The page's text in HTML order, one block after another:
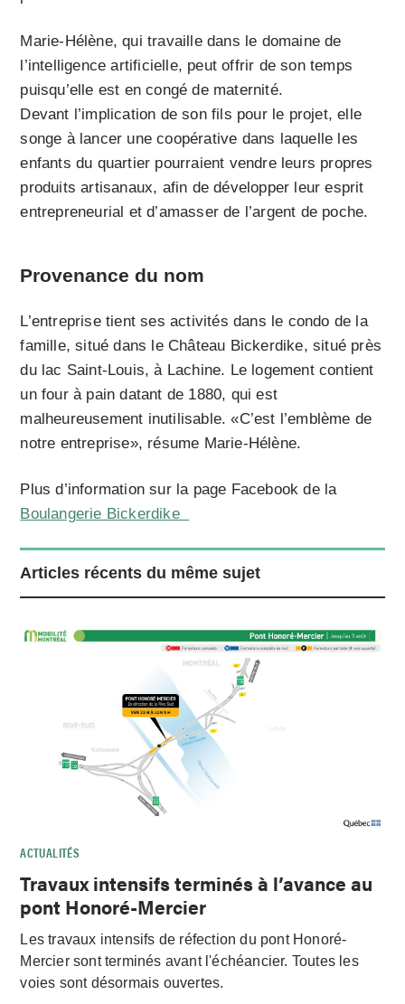
Marie-Hélène, qui travaille dans le domaine de
l’intelligence artificielle, peut offrir de son temps
puisqu’elle est en congé de maternité.
Devant l’implication de son fils pour le projet, elle
songe à lancer une coopérative dans laquelle les
enfants du quartier pourraient vendre leurs propres
produits artisanaux, afin de développer leur esprit
entrepreneurial et d’amasser de l’argent de poche.
Provenance du nom
L’entreprise tient ses activités dans le condo de la
famille, situé dans le Château Bickerdike, situé près
du lac Saint-Louis, à Lachine. Le logement contient
un four à pain datant de 1880, qui est
malheureusement inutilisable. «C’est l’emblème de
notre entreprise», résume Marie-Hélène.
Plus d’information sur la page Facebook de la
Boulangerie Bickerdike
Articles récents du même sujet
ACTUALITÉS
Travaux intensifs terminés à l’avance au
pont Honoré-Mercier
Les travaux intensifs de réfection du pont Honoré-
Mercier sont terminés avant l'échéancier. Toutes les
voies sont désormais ouvertes.